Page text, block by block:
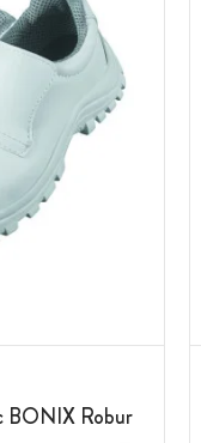
BONIX Robur